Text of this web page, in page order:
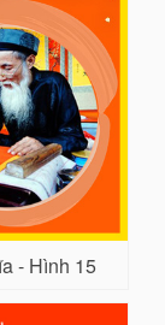
- Hình 15